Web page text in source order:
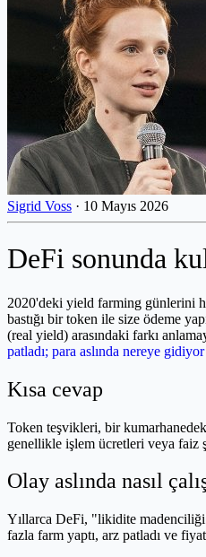
Sigrid Voss · 10 Mayıs 2026
DeFi sonunda
2020'deki yield farming günlerini
bastığı bir token ile size ödeme
(real yield) arasındaki farkı
patladı; para aslında nereye gidiyor
Kısa cevap
Token teşvikleri, bir
genellikle işlem ücretleri veya faiz
Olay aslında nasıl
Yıllarca DeFi, "likidite
fazla farm yaptı, arz patladı ve